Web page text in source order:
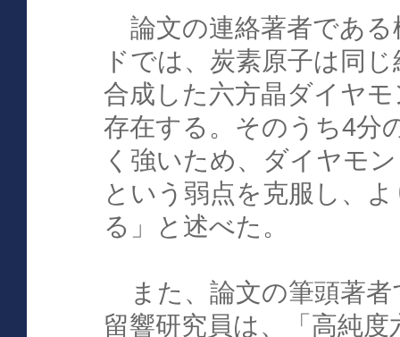
論文の連絡著者である
ドでは、炭素原子は同
合成した六方晶ダイヤ
存在する。そのうち4分
く強いため、ダイヤモ
という弱点を克服し、
る」と述べた。
また、論文の筆頭著者
留響研究員は、「高純